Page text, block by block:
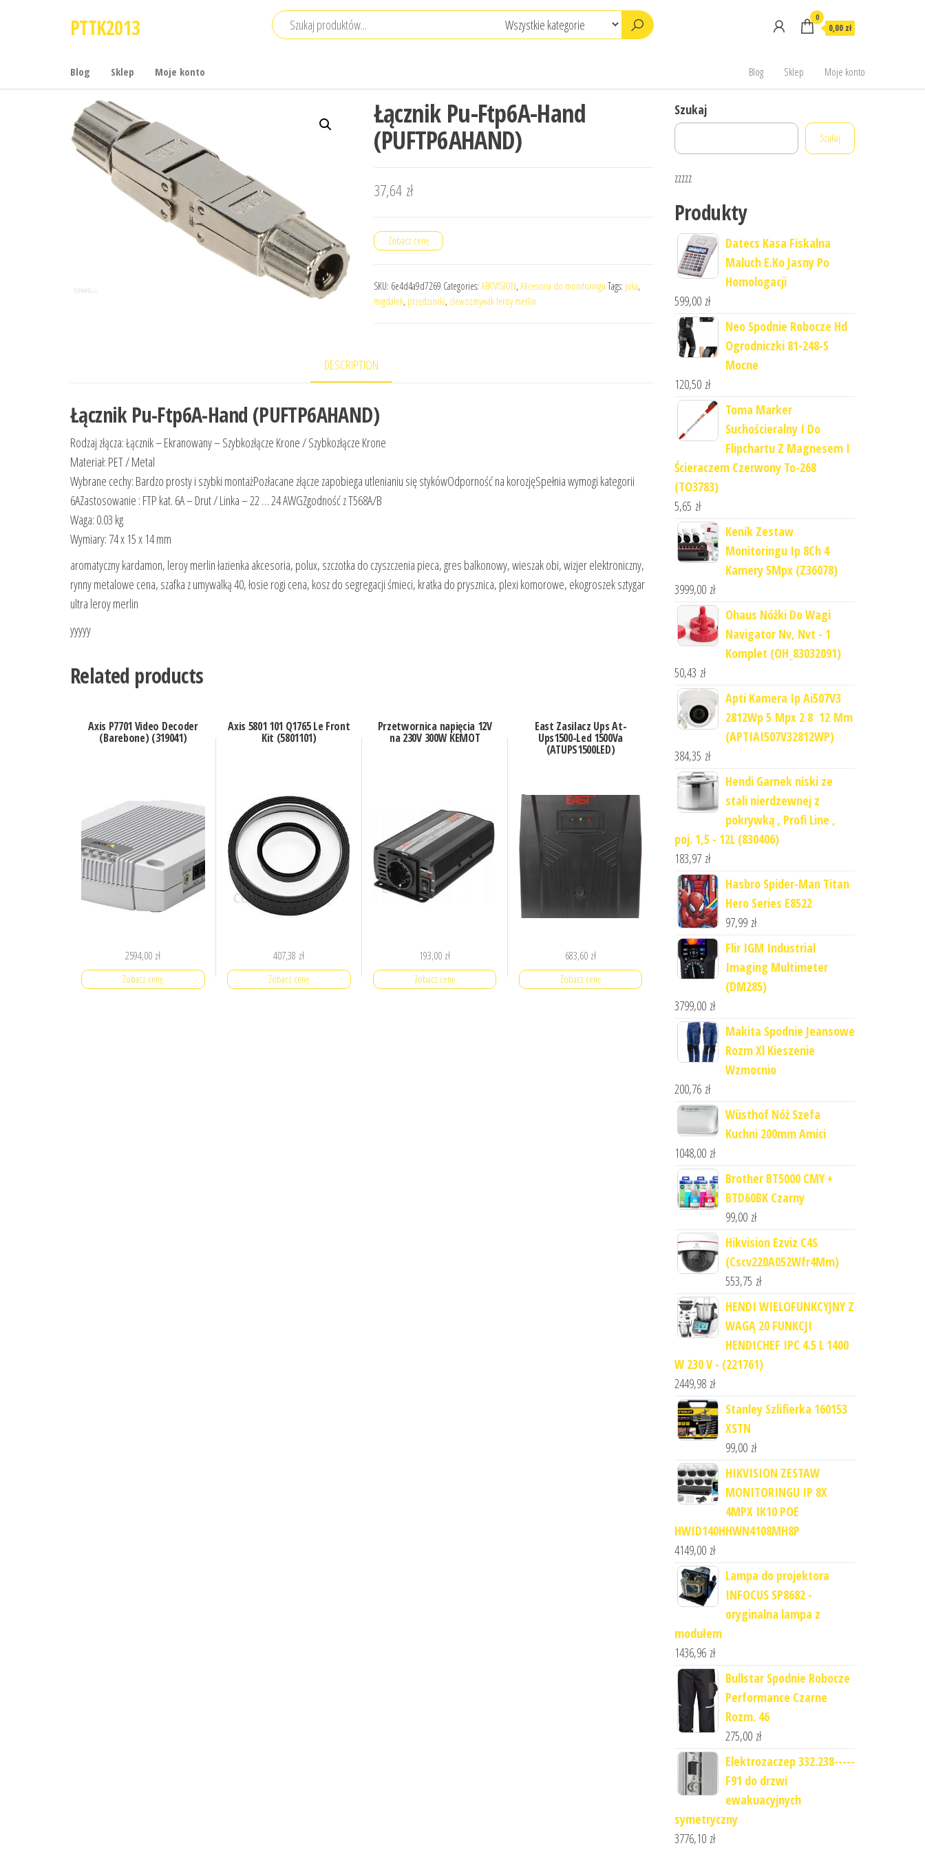
PTTK2013 0
0,00 zł
Blog Sklep Moje konto Blog Sklep Moje konto
Łącznik Pu-Ftp6A-Hand
(PUFTP6AHAND)
37,64 zł
Zobacz cenę
SKU: 6e4d4a9d7269 Categories: ABCVISION, Akcesoria do monitoringu Tags: juka,
migdałek, przędziorki, zlewozmywak leroy merlin
DESCRIPTION
Łącznik Pu-Ftp6A-Hand (PUFTP6AHAND)
Rodzaj złącza: Łącznik – Ekranowany – Szybkozłącze Krone / Szybkozłącze Krone
Materiał: PET / Metal
Wybrane cechy: Bardzo prosty i szybki montażPozłacane złącze zapobiega utlenianiu się stykówOdporność na korozjęSpełnia wymogi kategorii
6AZastosowanie : FTP kat. 6A – Drut / Linka – 22 … 24 AWGZgodność z T568A/B
Waga: 0.03 kg
Wymiary: 74 x 15 x 14 mm
aromatyczny kardamon, leroy merlin łazienka akcesoria, polux, szczotka do czyszczenia pieca, gres balkonowy, wieszak obi, wizjer elektroniczny,
rynny metalowe cena, szafka z umywalką 40, łosie rogi cena, kosz do segregacji śmieci, kratka do prysznica, plexi komorowe, ekogroszek sztygar
ultra leroy merlin
yyyyy
Related products
Axis P7701 Video Decoder
(Barebone) (319041)
2594,00 zł
Zobacz cenę
Axis 5801 101 Q1765 Le Front
Kit (5801101)
407,38 zł
Zobacz cenę
Przetwornica napięcia 12V
na 230V 300W KEMOT
193,00 zł
Zobacz cenę
East Zasilacz Ups At-
Ups1500-Led 1500Va
(ATUPS1500LED)
683,60 zł
Zobacz cenę
Szukaj
Szukaj
zzzzz
Produkty
Datecs Kasa Fiskalna
Maluch E.Ko Jasny Po
Homologacji
599,00 zł
Neo Spodnie Robocze Hd
Ogrodniczki 81-248-S
Mocne
120,50 zł
Toma Marker
Suchościeralny I Do
Flipchartu Z Magnesem I
Ścieraczem Czerwony To-268
(TO3783)
5,65 zł
Kenik Zestaw
Monitoringu Ip 8Ch 4
Kamery 5Mpx (Z36078)
3999,00 zł
Ohaus Nóżki Do Wagi
Navigator Nv, Nvt - 1
Komplet (OH_83032091)
50,43 zł
Apti Kamera Ip Ai507V3
2812Wp 5 Mpx 2 8 12 Mm
(APTIAI507V32812WP)
384,35 zł
Hendi Garnek niski ze
stali nierdzewnej z
pokrywką , Profi Line ,
poj. 1,5 - 12L (830406)
183,97 zł
Hasbro Spider-Man Titan
Hero Series E8522
97,99 zł
Flir IGM Industrial
Imaging Multimeter
(DM285)
3799,00 zł
Makita Spodnie Jeansowe
Rozm Xl Kieszenie
Wzmocnio
200,76 zł
Wüsthof Nóż Szefa
Kuchni 200mm Amici
1048,00 zł
Brother BT5000 CMY +
BTD60BK Czarny
99,00 zł
Hikvision Ezviz C4S
(Cscv220A052Wfr4Mm)
553,75 zł
HENDI WIELOFUNKCYJNY Z
WAGĄ 20 FUNKCJI
HENDICHEF IPC 4.5 L 1400
W 230 V - (221761)
2449,98 zł
Stanley Szlifierka 160153
XSTN
99,00 zł
HIKVISION ZESTAW
MONITORINGU IP 8X
4MPX IK10 POE
HWID140HHWN4108MH8P
4149,00 zł
Lampa do projektora
INFOCUS SP8682 -
oryginalna lampa z
modułem
1436,96 zł
Bullstar Spodnie Robocze
Performance Czarne
Rozm. 46
275,00 zł
Elektrozaczep 332.238-----
F91 do drzwi
ewakuacyjnych
symetryczny
3776,10 zł